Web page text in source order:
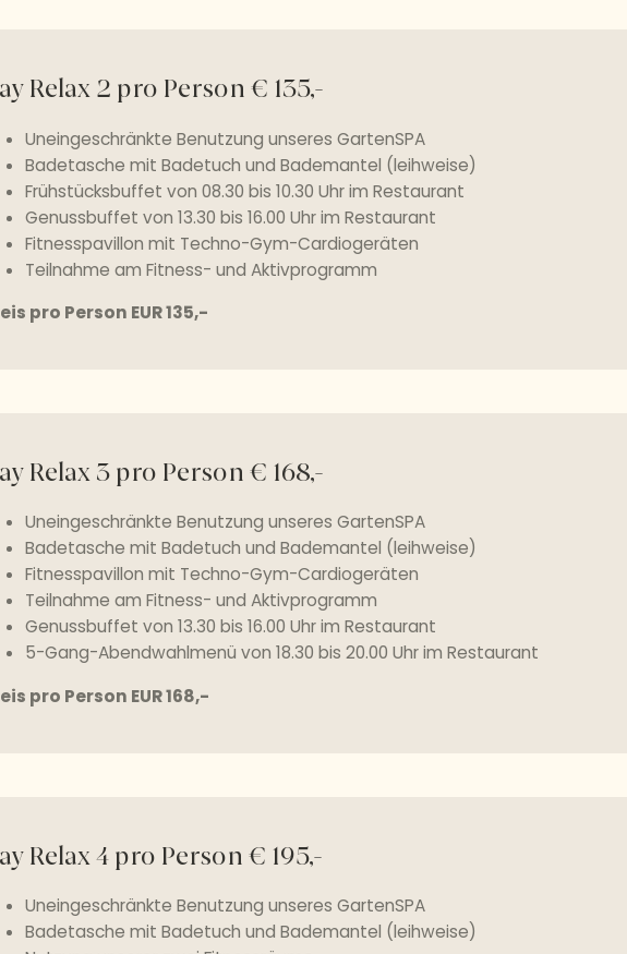
Relax 2 pro Person € 135,-
Uneingeschränkte Benutzung unseres GartenSPA
Badetasche mit Badetuch und Bademantel (leihweise)
Frühstücksbuffet von 08.30 bis 10.30 Uhr im Restaurant
Genussbuffet von 13.30 bis 16.00 Uhr im Restaurant
Fitnesspavillon mit Techno-Gym-Cardiogeräten
Teilnahme am Fitness- und Aktivprogramm
pro Person EUR 135,-
Relax 3 pro Person € 168,-
Uneingeschränkte Benutzung unseres GartenSPA
Badetasche mit Badetuch und Bademantel (leihweise)
Fitnesspavillon mit Techno-Gym-Cardiogeräten
Teilnahme am Fitness- und Aktivprogramm
Genussbuffet von 13.30 bis 16.00 Uhr im Restaurant
5-Gang-Abendwahlmenü von 18.30 bis 20.00 Uhr im Restaurant
pro Person EUR 168,-
Relax 4 pro Person € 195,-
Uneingeschränkte Benutzung unseres GartenSPA
Badetasche mit Badetuch und Bademantel (leihweise)